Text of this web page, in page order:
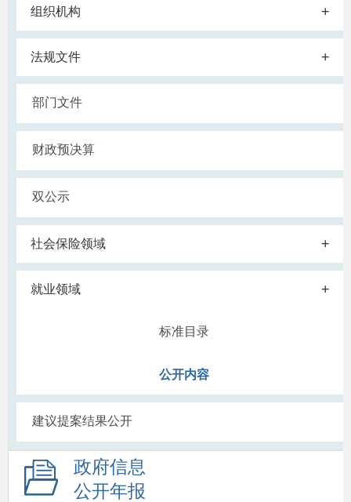
组织机构 +
法规文件 +
部门文件
财政预决算
双公示
社会保险领域 +
就业领域 +
标准目录
公开内容
建议提案结果公开
政府信息
公开年报